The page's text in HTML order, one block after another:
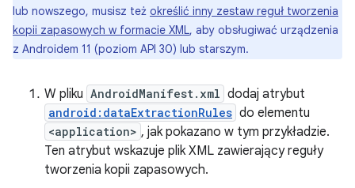
lub nowszego, musisz też określić inny zestaw reguł tworzenia
kopii zapasowych w formacie XML, aby obsługiwać urządzenia
z Androidem 11 (poziom API 30) lub starszym.
W pliku AndroidManifest.xml dodaj atrybut
android:dataExtractionRules do elementu
<application> , jak pokazano w tym przykładzie.
Ten atrybut wskazuje plik XML zawierający reguły
tworzenia kopii zapasowych.